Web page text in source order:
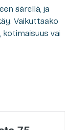
äärellä, ja
Vaikuttaako
vai